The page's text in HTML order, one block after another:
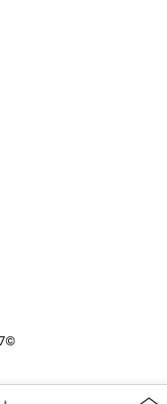
©2017 – 2024 כל הזכויות באתר שמורות